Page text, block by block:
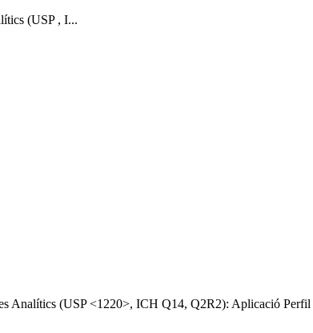
(USP , I...
Analítics (USP <1220>, ICH Q14, Q2R2): Aplicació